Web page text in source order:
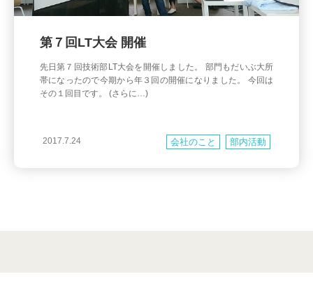
第７回LT大会 開催
先日第７回技術部LT大会を開催しました。 部門もだいぶ大所
帯になったので今期から年３回の開催になりました。 今回は
その１回目です。 (さらに…)
2017.7.24 会社のこと 部内活動